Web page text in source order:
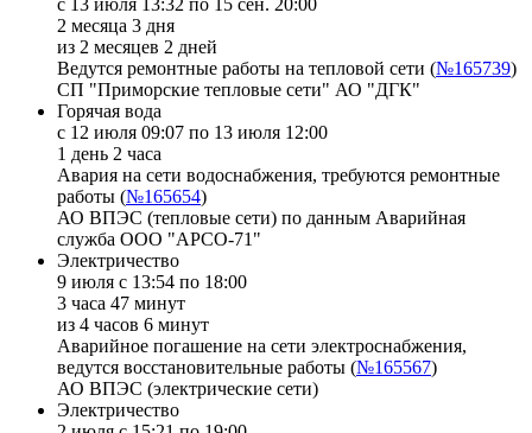
с 13 июля 13:32 по 15 сен. 20:00
2 месяца 3 дня
из 2 месяцев 2 дней
Ведутся ремонтные работы на тепловой сети (№165739)
СП "Приморские тепловые сети" АО "ДГК"
Горячая вода
с 12 июля 09:07 по 13 июля 12:00
1 день 2 часа
Авария на сети водоснабжения, требуются ремонтные
работы (№165654)
АО ВПЭС (тепловые сети) по данным Аварийная
служба ООО "АРСО-71"
Электричество
9 июля с 13:54 по 18:00
3 часа 47 минут
из 4 часов 6 минут
Аварийное погашение на сети электроснабжения,
ведутся восстановительные работы (№165567)
АО ВПЭС (электрические сети)
Электричество